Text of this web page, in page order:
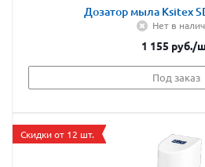
Дозатор мыла Ksitex
Нет в
1 155 руб./
Под заказ
Скидки от 12 шт.